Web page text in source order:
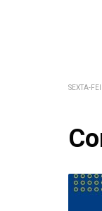
SEXTA-